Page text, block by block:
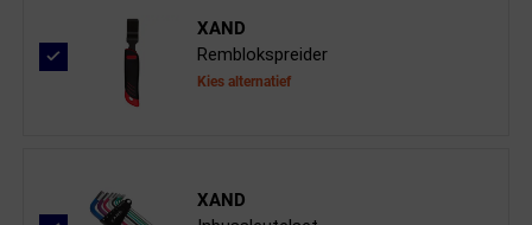
XAND
Remblokspreider
Kies alternatief
XAND